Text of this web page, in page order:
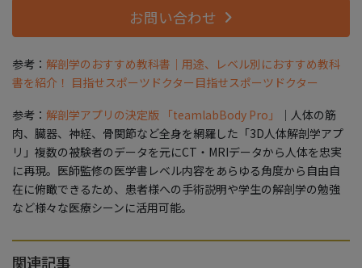
お問い合わせ
参考： 解剖学のおすすめ教科書｜用途、レベル別におすすめ教科
書を紹介！ 目指せスポーツドクター目指せスポーツドクター
参考： 解剖学アプリの決定版 「teamlabBody Pro」
｜人体の筋
肉、臓器、神経、骨関節など全身を網羅した「3D人体解剖学アプ
リ」複数の被験者のデータを元にCT・MRIデータから人体を忠実
に再現。医師監修の医学書レベル内容をあらゆる角度から自由自
在に俯瞰できるため、患者様への手術説明や学生の解剖学の勉強
など様々な医療シーンに活用可能。
関連記事